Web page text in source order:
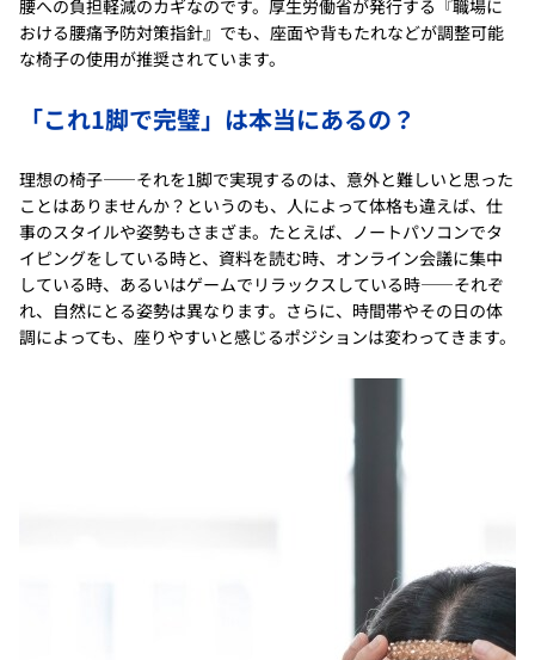
腰への負担軽減のカギなのです。厚生労働省が発行する『職場に
おける腰痛予防対策指針』でも、座面や背もたれなどが調整可能
な椅子の使用が推奨されています。
「これ1脚で完璧」は本当にあるの？
理想の椅子――それを1脚で実現するのは、意外と難しいと思った
ことはありませんか？というのも、人によって体格も違えば、仕
事のスタイルや姿勢もさまざま。たとえば、ノートパソコンでタ
イピングをしている時と、資料を読む時、オンライン会議に集中
している時、あるいはゲームでリラックスしている時――それぞ
れ、自然にとる姿勢は異なります。さらに、時間帯やその日の体
調によっても、座りやすいと感じるポジションは変わってきます。